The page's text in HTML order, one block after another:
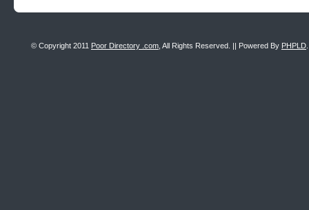
© Copyright 2011 Poor Directory .com , All Rights Reserved. || Powered By PHPLD